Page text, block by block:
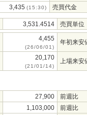
3,435 (15:30) 売買代金
3,531.4514 売買単位
4,455
(26/06/01)
年初来安
20,170
(21/01/14)
上場来安
27,900
前週比
1,103,000
前週比